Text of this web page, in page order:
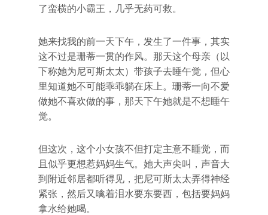
了蛮横的小霸王，几乎无药可救。
她来找我的前一天下午，发生了一件事，其实
这不过是珊蒂一贯的作风。那天这个母亲（以
下称她为尼可斯太太）带孩子去睡午觉，但心
里知道她不可能乖乖躺在床上。珊蒂一向不爱
做她不喜欢做的事，那天下午她就是不想睡午
觉。
但这次，这个小女孩不但打定主意不睡觉，而
且似乎更想惹妈妈生气。她大声尖叫，声音大
到附近邻居都听得见，把尼可斯太太弄得神经
紧张，然后又噙着泪水要东要西，包括要妈妈
拿水给她喝。